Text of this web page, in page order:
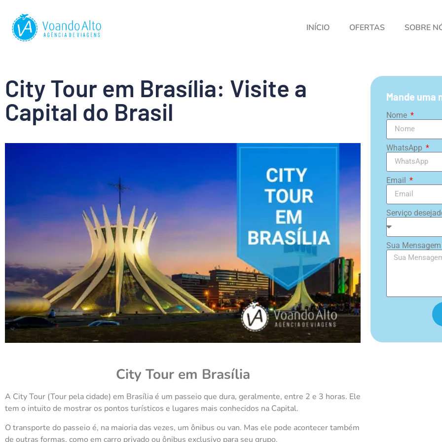
INÍCIO OFERTAS SOBRE
City Tour em Brasília: Visite a
Capital do Brasil
City Tour em Brasília
A City Tour (Tour pela cidade) em Brasília é um passeio que dura, geralmente, entre 2 e 3 horas. Ele
tem o intuito de mostrar os pontos turísticos e lugares mais conhecidos na Capital.
O transporte do passeio é, na maioria das vezes, um ônibus ou van. Mas ele pode acontecer também
de outras formas, como em carro privado ou ônibus exclusivo para seu grupo.
Mande uma
Nome
WhatsApp
Email
Serviço
Sua Mensagem